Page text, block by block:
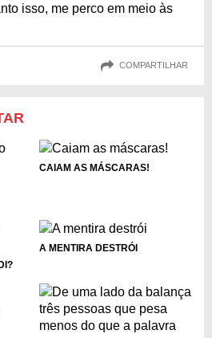
isso, me perco em meio às
COMPARTILHAR
CAIAM AS MÁSCARAS!
A MENTIRA DESTRÓI